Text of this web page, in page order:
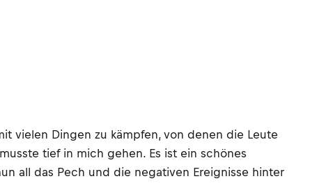
vielen Dingen zu kämpfen, von denen die Leute
tief in mich gehen. Es ist ein schönes
all das Pech und die negativen Ereignisse hinter